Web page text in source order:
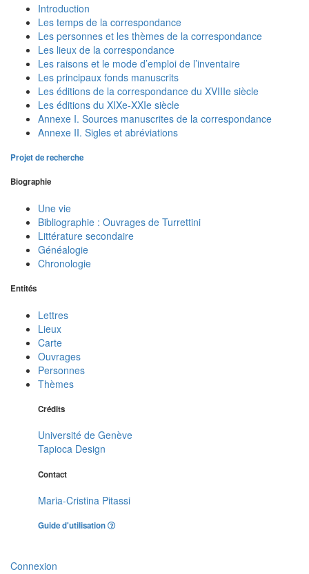
Introduction
Les temps de la correspondance
Les personnes et les thèmes de la correspondance
Les lieux de la correspondance
Les raisons et le mode d’emploi de l’inventaire
Les principaux fonds manuscrits
Les éditions de la correspondance du XVIIIe siècle
Les éditions du XIXe-XXIe siècle
Annexe I. Sources manuscrites de la correspondance
Annexe II. Sigles et abréviations
Projet de recherche
Biographie
Une vie
Bibliographie : Ouvrages de Turrettini
Littérature secondaire
Généalogie
Chronologie
Entités
Lettres
Lieux
Carte
Ouvrages
Personnes
Thèmes
Crédits
Université de Genève
Tapioca Design
Contact
Maria-Cristina Pitassi
Guide d'utilisation
Connexion